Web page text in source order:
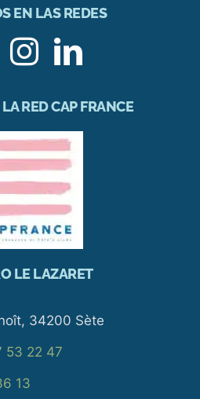
EN LAS REDES
RED CAP FRANCE
LE LAZARET
34200 Sète
53 22 47
13